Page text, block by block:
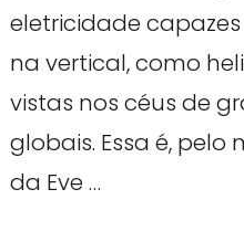
eletricidade
na vertical, como
vistas nos céus de
globais. Essa é, pelo
da Eve …